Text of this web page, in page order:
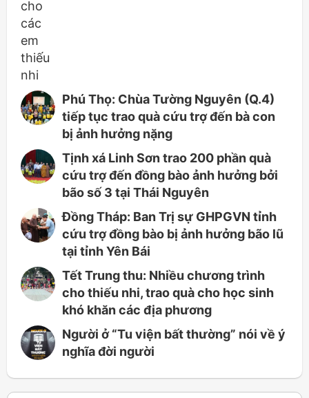
Phú Thọ: Chùa Tường Nguyên (Q.4)
tiếp tục trao quà cứu trợ đến bà con
bị ảnh hưởng nặng
Tịnh xá Linh Sơn trao 200 phần quà
cứu trợ đến đồng bào ảnh hưởng bởi
bão số 3 tại Thái Nguyên
Đồng Tháp: Ban Trị sự GHPGVN tỉnh
cứu trợ đồng bào bị ảnh hưởng bão lũ
tại tỉnh Yên Bái
Tết Trung thu: Nhiều chương trình
cho thiếu nhi, trao quà cho học sinh
khó khăn các địa phương
Người ở “Tu viện bất thường” nói về ý
nghĩa đời người